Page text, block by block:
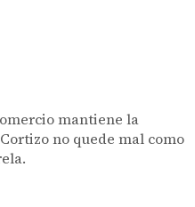
mantiene la
no quede mal como